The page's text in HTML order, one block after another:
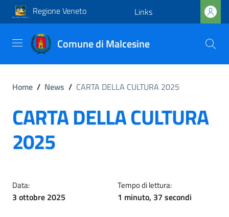
Regione Veneto Links
Comune di Malcesine
Home / News / CARTA DELLA CULTURA 2025
CARTA DELLA CULTURA
2025
Data:
3 ottobre 2025
Tempo di lettura:
1 minuto, 37 secondi